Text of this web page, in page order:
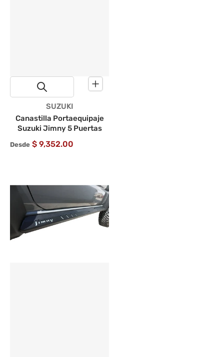
Proveedor:
SUZUKI
Canastilla Portaequipaje
Suzuki Jimny 5 Puertas
Desde $ 9,352.00